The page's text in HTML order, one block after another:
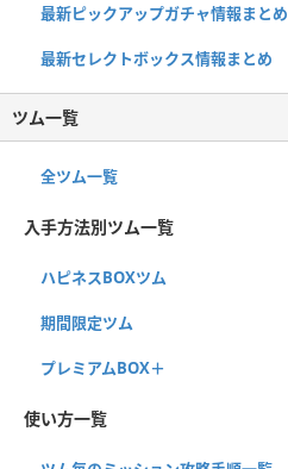
最新ピックアップガチャ情報まとめ
最新セレクトボックス情報まとめ
ツム一覧
全ツム一覧
入手方法別ツム一覧
ハピネスBOXツム
期間限定ツム
プレミアムBOX＋
使い方一覧